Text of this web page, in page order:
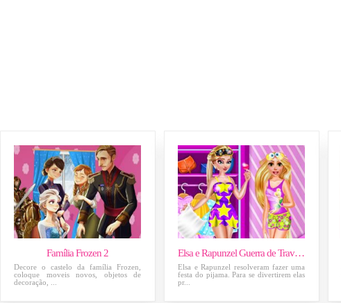
Família Frozen 2
Decore o castelo da família Frozen,
coloque moveis novos, objetos de
decoração, ...
Elsa e Rapunzel Guerra de Travesseiros
Elsa e Rapunzel resolveram fazer uma
festa do pijama. Para se divertirem elas
pr...